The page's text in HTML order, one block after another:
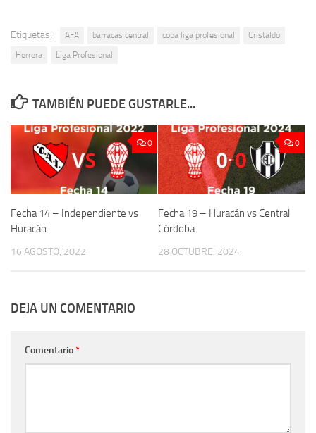
Etiquetas: AFA barracas central copa liga profesional
Cristaldo
Herrera
Liga Profesional
TAMBIÉN PUEDE GUSTARLE...
0
Fecha 14 – Independiente vs
Huracán
16 AGOSTO, 2022
0
Fecha 19 – Huracán vs Central
Córdoba
28 OCTUBRE, 2024
DEJA UN COMENTARIO
Comentario*